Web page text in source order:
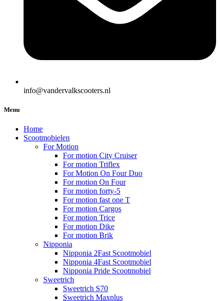
info@vandervalkscooters.nl
Menu
Home
Scootmobielen
For Motion
For motion City Cruiser
For motion Triflex
For Motion On Four Duo
For motion On Four
For motion forty-5
For motion fast one T
For motion Cargos
For motion Trice
For motion Dike
For motion Brik
Nipponia
Nipponia 2Fast Scootmobiel
Nipponia 4Fast Scootmobiel
Nipponia Pride Scootmobiel
Sweetrich
Sweetrich S70
Sweetrich Maxplus